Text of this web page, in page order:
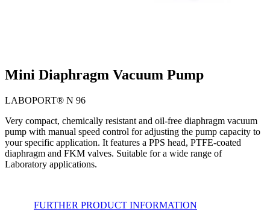
Mini Diaphragm Vacuum Pump
LABOPORT® N 96
Very compact, chemically resistant and oil-free diaphragm vacuum
pump with manual speed control for adjusting the pump capacity to
your specific application. It features a PPS head, PTFE-coated
diaphragm and FKM valves. Suitable for a wide range of
Laboratory applications.
FURTHER PRODUCT INFORMATION